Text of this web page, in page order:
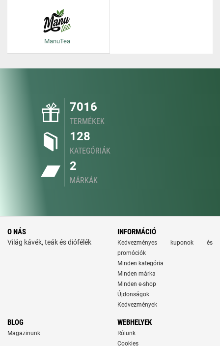
ManuTea
7016
TERMÉKEK
128
KATEGÓRIÁK
2
MÁRKÁK
O NÁS
Világ kávék, teák és diófélék
INFORMÁCIÓ
Kedvezményes kuponok és
promóciók
Minden kategória
Minden márka
Minden e-shop
Újdonságok
Kedvezmények
BLOG
Magazinunk
WEBHELYEK
Rólunk
Cookies